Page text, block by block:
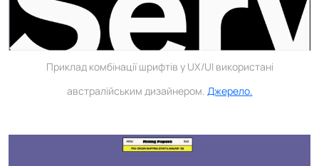
Приклад комбінації шрифтів у UX/UI використані
австралійським дизайнером. Джерело.